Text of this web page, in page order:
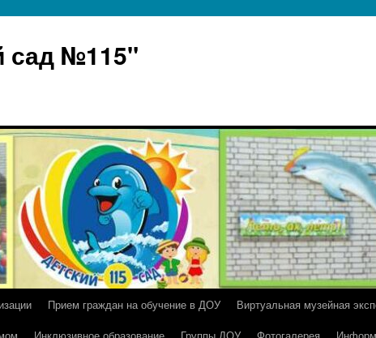
сад №115"
Прием граждан на обучение в ДОУ
Виртуальная музейная